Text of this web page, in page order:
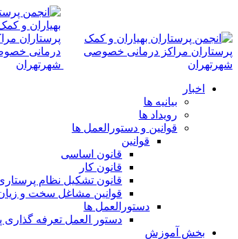
اخبار
بیانیه ها
رویداد ها
قوانین و دستورالعمل ها
قوانین
قانون اساسی
قانون کار
قانون تشکیل نظام
قوانین مشاغل سخت و زیان
دستورالعمل ها
دستور العمل تعرفه گذاری
بخش آموزش